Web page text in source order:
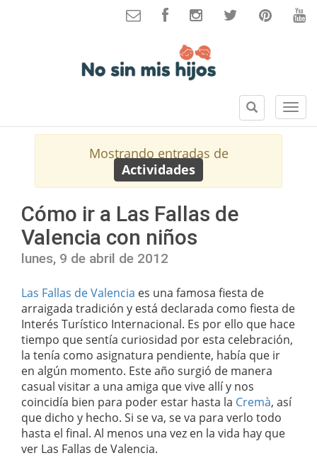
S
e
B
u
s
r
Mostrando entradas de
Actividades
Cómo ir a Las Fallas de
Valencia con niños
lunes, 9 de abril de 2012
Las Fallas de Valencia es una famosa fiesta de
arraigada tradición y está declarada como fiesta de
Interés Turístico Internacional. Es por ello que hace
tiempo que sentía curiosidad por esta celebración,
la tenía como asignatura pendiente, había que ir
en algún momento. Este año surgió de manera
casual visitar a una amiga que vive allí y nos
coincidía bien para poder estar hasta la Cremà, así
que dicho y hecho. Si se va, se va para verlo todo
hasta el final. Al menos una vez en la vida hay que
ver Las Fallas de Valencia.